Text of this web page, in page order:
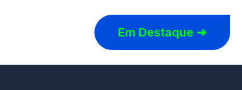
Em Destaque ➜